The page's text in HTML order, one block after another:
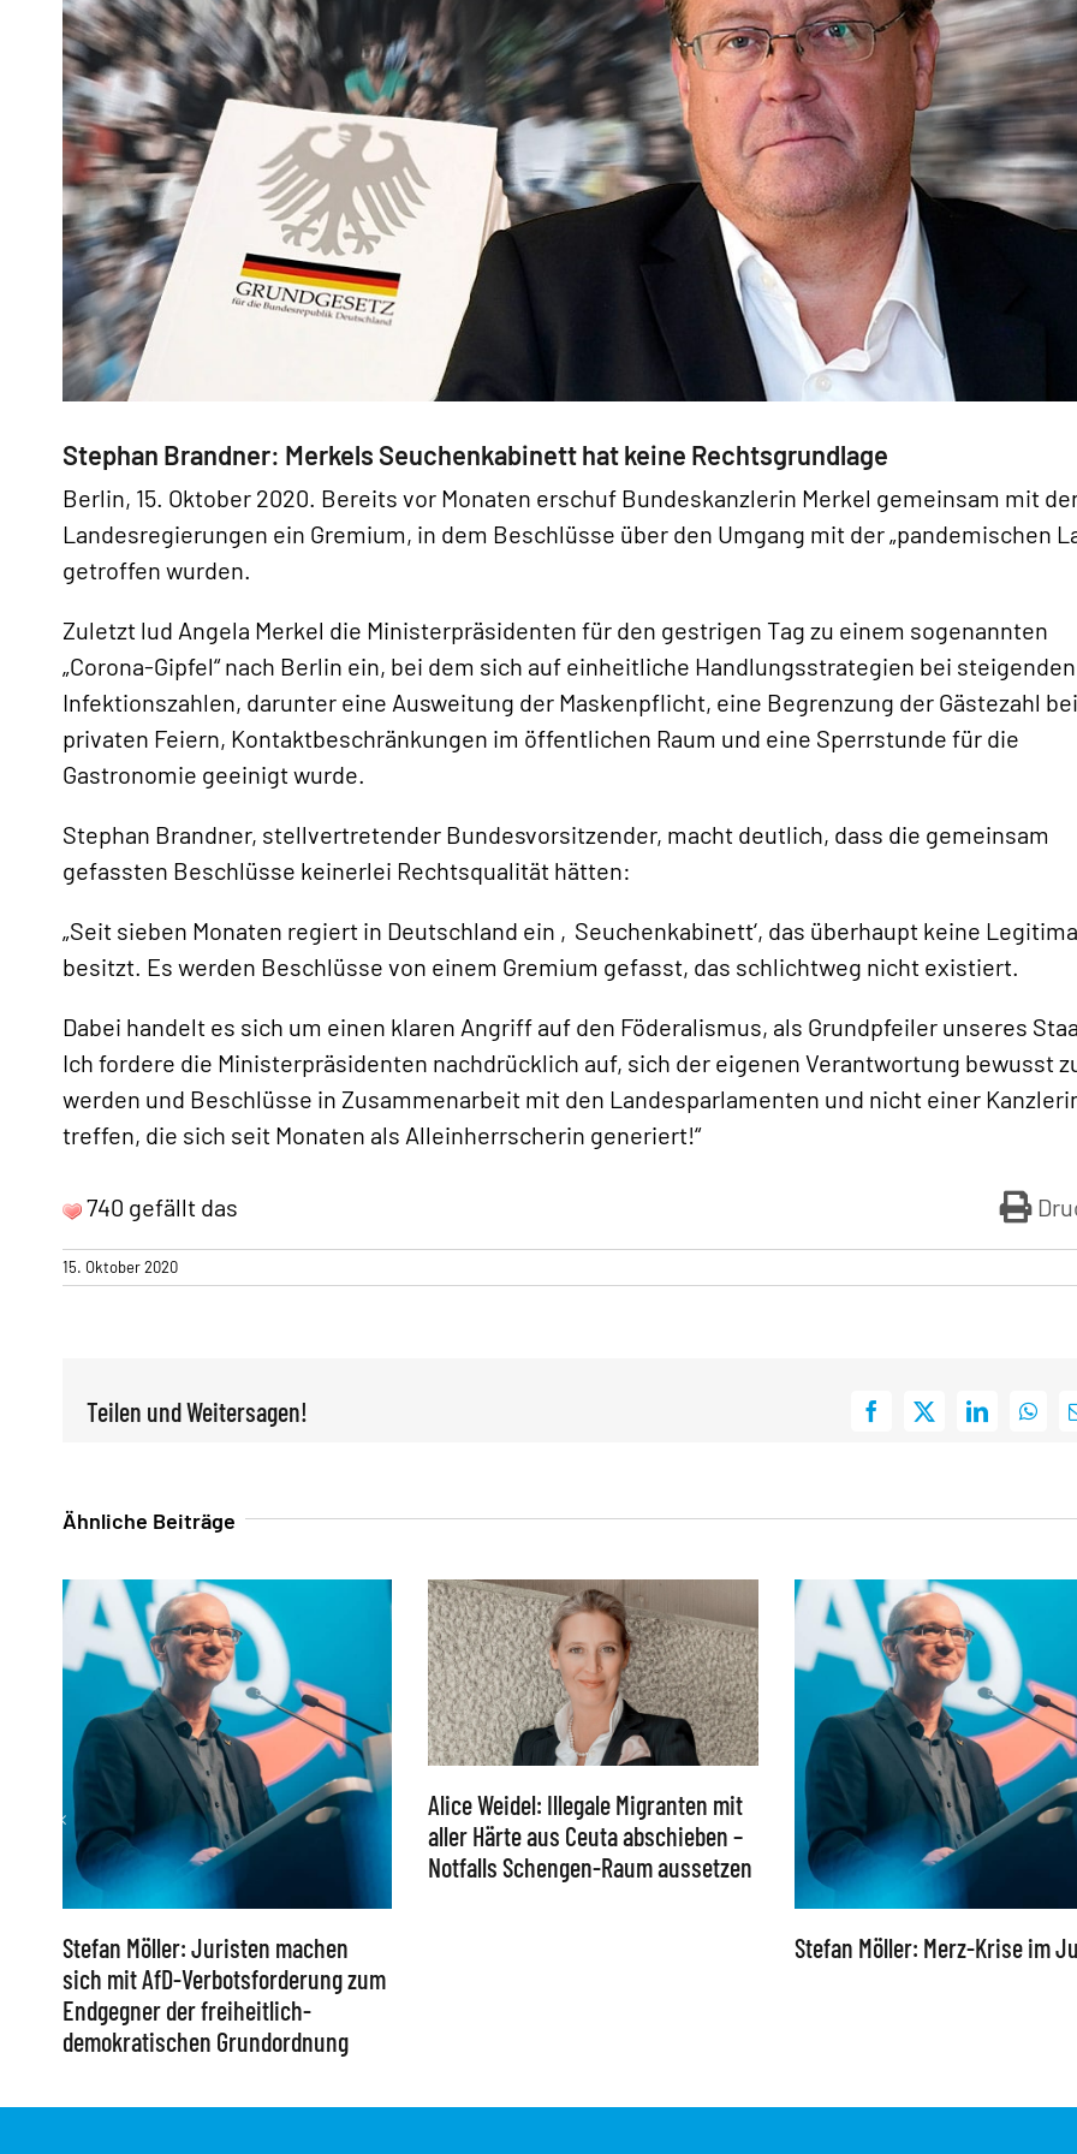
«
Stephan Brandner: Merkels Seuchenkabinett hat keine Rechtsgrundlage
Berlin, 15. Oktober 2020. Bereits vor Monaten erschuf Bundeskanzlerin Merkel gemeinsam mit
Landesregierungen ein Gremium, in dem Beschlüsse über den Umgang mit der „pandemischen
getroffen wurden.
Zuletzt lud Angela Merkel die Ministerpräsidenten für den gestrigen Tag zu einem sogenannten
„Corona-Gipfel“ nach Berlin ein, bei dem sich auf einheitliche Handlungsstrategien bei steigenden
Infektionszahlen, darunter eine Ausweitung der Maskenpflicht, eine Begrenzung der Gästezahl bei
privaten Feiern, Kontaktbeschränkungen im öffentlichen Raum und eine Sperrstunde für die
Gastronomie geeinigt wurde.
Stephan Brandner, stellvertretender Bundesvorsitzender, macht deutlich, dass die gemeinsam
gefassten Beschlüsse keinerlei Rechtsqualität hätten:
„Seit sieben Monaten regiert in Deutschland ein ‚Seuchenkabinett‘, das überhaupt keine
besitzt. Es werden Beschlüsse von einem Gremium gefasst, das schlichtweg nicht existiert.
Dabei handelt es sich um einen klaren Angriff auf den Föderalismus, als Grundpfeiler unseres
Ich fordere die Ministerpräsidenten nachdrücklich auf, sich der eigenen Verantwortung bewusst
werden und Beschlüsse in Zusammenarbeit mit den Landesparlamenten und nicht einer
treffen, die sich seit Monaten als Alleinherrscherin generiert!“
740 gefällt das
15. Oktober 2020
Teilen und Weitersagen! Facebook
X LinkedIn
Ähnliche Beiträge
Stefan Möller: Juristen machen
sich mit AfD-Verbotsforderung zum
Endgegner der freiheitlich-
demokratischen Grundordnung
Alice Weidel: Illegale Migranten mit
aller Härte aus Ceuta abschieben –
Notfalls Schengen-Raum aussetzen
Stefan Möller: Merz-Krise im